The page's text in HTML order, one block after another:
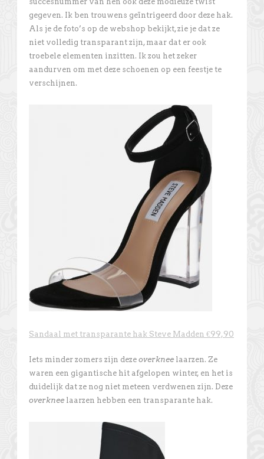
gegeven. Ik ben trouwens geïntrigeerd door deze hak.
Als je de foto’s op de webshop bekijkt, zie je dat ze
niet volledig transparant zijn, maar dat er ook
troebele elementen inzitten. Ik zou het zeker
aandurven om met deze schoenen op een feestje te
verschijnen.
Sandaal met transparante hak Steve Madden €99,90
Iets minder zomers zijn deze overknee laarzen. Ze
waren een gigantische hit afgelopen winter, en het is
duidelijk dat ze nog niet meteen verdwenen zijn. Deze
overknee laarzen hebben een transparante hak.